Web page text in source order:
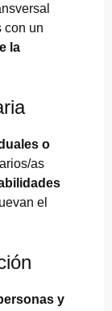
con un
la
o
as
el
y